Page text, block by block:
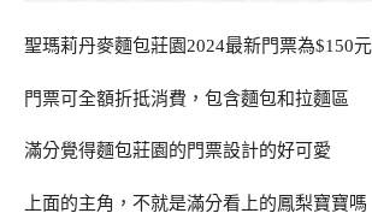
聖瑪莉丹麥麵包莊園2024最新門票為$150元
門票可全額折抵消費，包含麵包和拉麵區
滿分覺得麵包莊園的門票設計的好可愛
上面的主角，不就是滿分看上的鳳梨寶寶嗎